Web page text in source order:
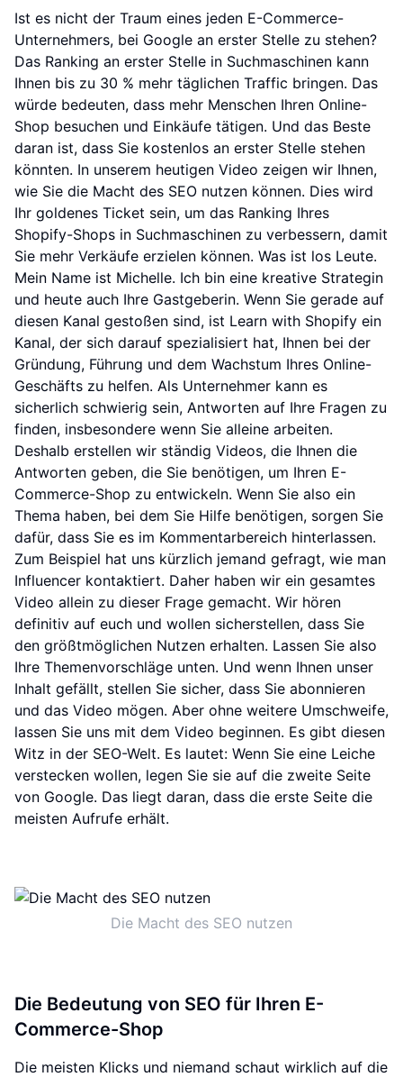
Ist es nicht der Traum eines jeden E-Commerce-
Unternehmers, bei Google an erster Stelle zu stehen?
Das Ranking an erster Stelle in Suchmaschinen kann
Ihnen bis zu 30 % mehr täglichen Traffic bringen. Das
würde bedeuten, dass mehr Menschen Ihren Online-
Shop besuchen und Einkäufe tätigen. Und das Beste
daran ist, dass Sie kostenlos an erster Stelle stehen
könnten. In unserem heutigen Video zeigen wir Ihnen,
wie Sie die Macht des SEO nutzen können. Dies wird
Ihr goldenes Ticket sein, um das Ranking Ihres
Shopify-Shops in Suchmaschinen zu verbessern, damit
Sie mehr Verkäufe erzielen können. Was ist los Leute.
Mein Name ist Michelle. Ich bin eine kreative Strategin
und heute auch Ihre Gastgeberin. Wenn Sie gerade auf
diesen Kanal gestoßen sind, ist Learn with Shopify ein
Kanal, der sich darauf spezialisiert hat, Ihnen bei der
Gründung, Führung und dem Wachstum Ihres Online-
Geschäfts zu helfen. Als Unternehmer kann es
sicherlich schwierig sein, Antworten auf Ihre Fragen zu
finden, insbesondere wenn Sie alleine arbeiten.
Deshalb erstellen wir ständig Videos, die Ihnen die
Antworten geben, die Sie benötigen, um Ihren E-
Commerce-Shop zu entwickeln. Wenn Sie also ein
Thema haben, bei dem Sie Hilfe benötigen, sorgen Sie
dafür, dass Sie es im Kommentarbereich hinterlassen.
Zum Beispiel hat uns kürzlich jemand gefragt, wie man
Influencer kontaktiert. Daher haben wir ein gesamtes
Video allein zu dieser Frage gemacht. Wir hören
definitiv auf euch und wollen sicherstellen, dass Sie
den größtmöglichen Nutzen erhalten. Lassen Sie also
Ihre Themenvorschläge unten. Und wenn Ihnen unser
Inhalt gefällt, stellen Sie sicher, dass Sie abonnieren
und das Video mögen. Aber ohne weitere Umschweife,
lassen Sie uns mit dem Video beginnen. Es gibt diesen
Witz in der SEO-Welt. Es lautet: Wenn Sie eine Leiche
verstecken wollen, legen Sie sie auf die zweite Seite
von Google. Das liegt daran, dass die erste Seite die
meisten Aufrufe erhält.
Die Macht des SEO nutzen
Die Bedeutung von SEO für Ihren E-
Commerce-Shop
Die meisten Klicks und niemand schaut wirklich auf die